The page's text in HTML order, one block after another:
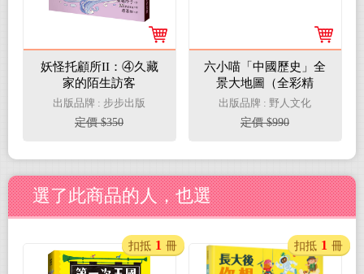
妖怪托顧所II：④久藏
家的陌生訪客
出版品牌 : 步步出版
定價 $350
六小喵「中國歷史」全
景大地圖（全彩精
裝）：附【歷史喵劇
場】全彩導讀別冊
出版品牌 : 野人文化
定價 $990
選了此商品的人，也選
扣抵 1 冊 扣抵 1 冊